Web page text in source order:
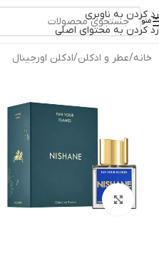
رد کردن به ناوبری
رد کردن به محتوای اصلی
منو
خانه/عطر و ادکلن/ادکلن اورجینال
بزرگنمایی تصویر